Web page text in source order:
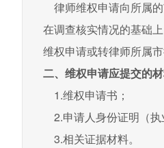
律师维权申请向所属
在调查核实情况的基础
维权申请或转律师所属
二、维权申请应提交的
1.维权申请书；
2.申请人身份证明（执
3.相关证据材料。